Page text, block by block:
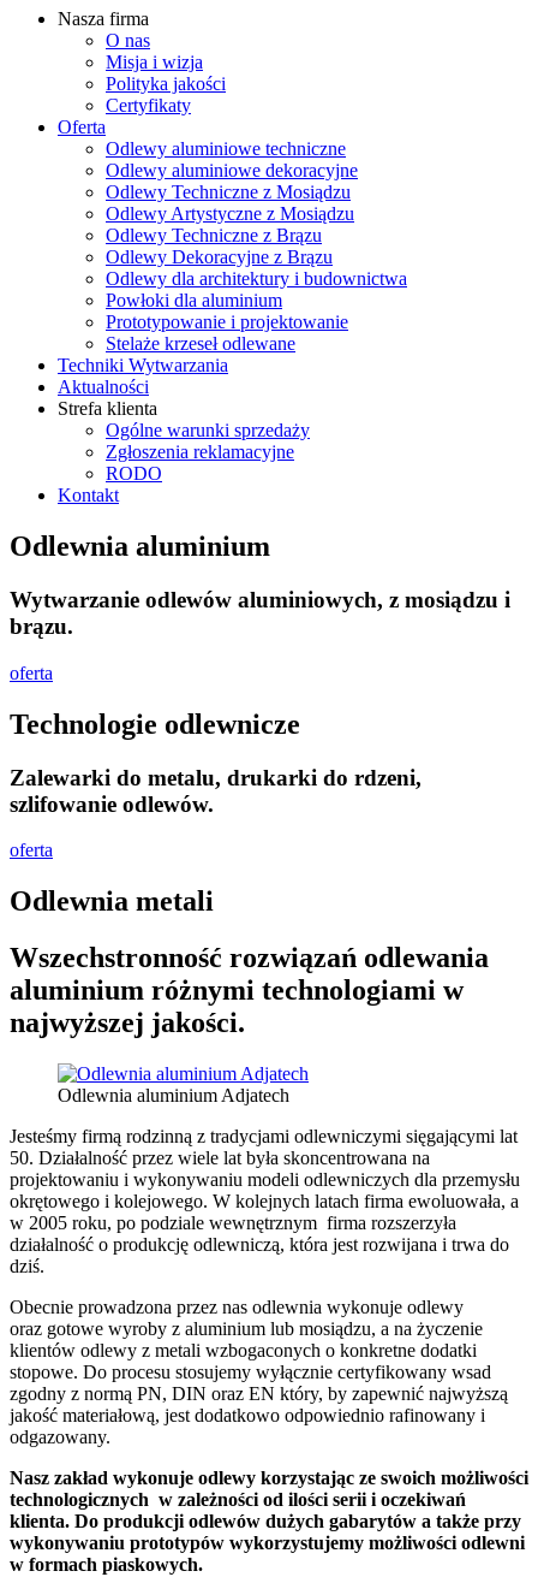
Nasza firma
O nas
Misja i wizja
Polityka jakości
Certyfikaty
Oferta
Odlewy aluminiowe techniczne
Odlewy aluminiowe dekoracyjne
Odlewy Techniczne z Mosiądzu
Odlewy Artystyczne z Mosiądzu
Odlewy Techniczne z Brązu
Odlewy Dekoracyjne z Brązu
Odlewy dla architektury i budownictwa
Powłoki dla aluminium
Prototypowanie i projektowanie
Stelaże krzeseł odlewane
Techniki Wytwarzania
Aktualności
Strefa klienta
Ogólne warunki sprzedaży
Zgłoszenia reklamacyjne
RODO
Kontakt
Odlewnia aluminium
Wytwarzanie odlewów aluminiowych, z mosiądzu i
brązu.
oferta
Technologie odlewnicze
Zalewarki do metalu, drukarki do rdzeni,
szlifowanie odlewów.
oferta
Odlewnia metali
Wszechstronność rozwiązań odlewania
aluminium różnymi technologiami w
najwyższej jakości.
Odlewnia aluminium Adjatech
Jesteśmy firmą rodzinną z tradycjami odlewniczymi sięgającymi lat
50. Działalność przez wiele lat była skoncentrowana na
projektowaniu i wykonywaniu modeli odlewniczych dla przemysłu
okrętowego i kolejowego. W kolejnych latach firma ewoluowała, a
w 2005 roku, po podziale wewnętrznym firma rozszerzyła
działalność o produkcję odlewniczą, która jest rozwijana i trwa do
dziś.
Obecnie prowadzona przez nas odlewnia wykonuje odlewy
oraz gotowe wyroby z aluminium lub mosiądzu, a na życzenie
klientów odlewy z metali wzbogaconych o konkretne dodatki
stopowe. Do procesu stosujemy wyłącznie certyfikowany wsad
zgodny z normą PN, DIN oraz EN który, by zapewnić najwyższą
jakość materiałową, jest dodatkowo odpowiednio rafinowany i
odgazowany.
Nasz zakład wykonuje odlewy korzystając ze swoich możliwości
technologicznych w zależności od ilości serii i oczekiwań
klienta. Do produkcji odlewów dużych gabarytów a także przy
wykonywaniu prototypów wykorzystujemy możliwości odlewni
w formach piaskowych.